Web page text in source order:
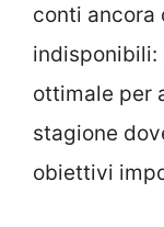
conti ancora
indisponibili:
ottimale per
stagione
obiettivi